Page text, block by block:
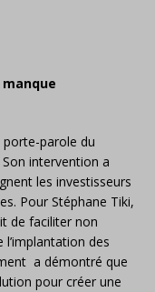
parole du
intervention a
les investisseurs
Pour Stéphane Tiki,
de faciliter non
des
a démontré que
pour créer une